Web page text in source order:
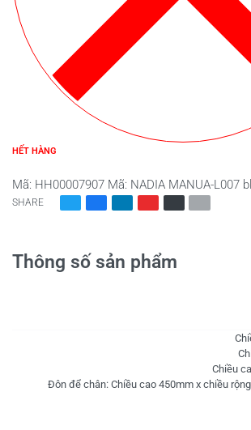
HẾT HÀNG
Mã: HH00007907 Mã: NADIA MANUA-L007
SHARE
Thông số sản phẩm
Chiều
Đôn để chân: Chiều cao 450mm x chiều